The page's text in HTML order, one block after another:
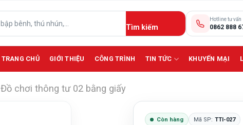
Hotline tư vấn
0862 888
TRANG CHỦ GIỚI THIỆU CÔNG TRÌNH TIN TỨC KHUYẾN MẠI
Đồ chơi thông tư 02 bằng giấy
Còn hàng Mã SP: TTI-027